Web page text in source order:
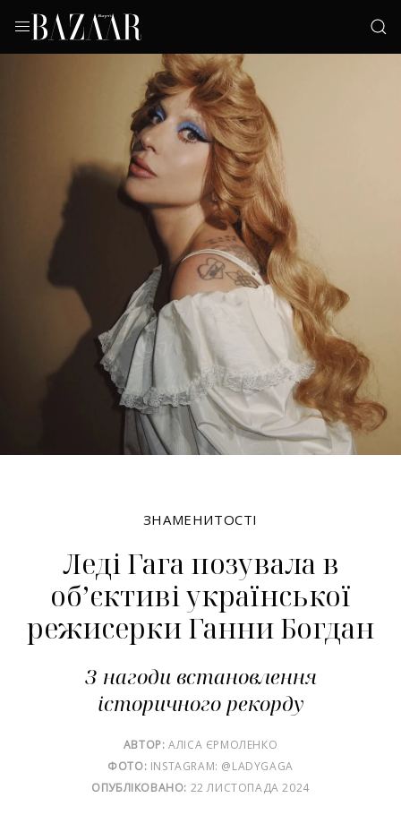
ЗНАМЕНИТОСТІ
Леді Гага позувала в
обʼєктиві української
режисерки Ганни Богдан
З нагоди встановлення
історичного рекорду
АВТОР: АЛІСА ЄРМОЛЕНКО
ФОТО: INSTAGRAM: @LADYGAGA
ОПУБЛІКОВАНО: 22 ЛИСТОПАДА 2024